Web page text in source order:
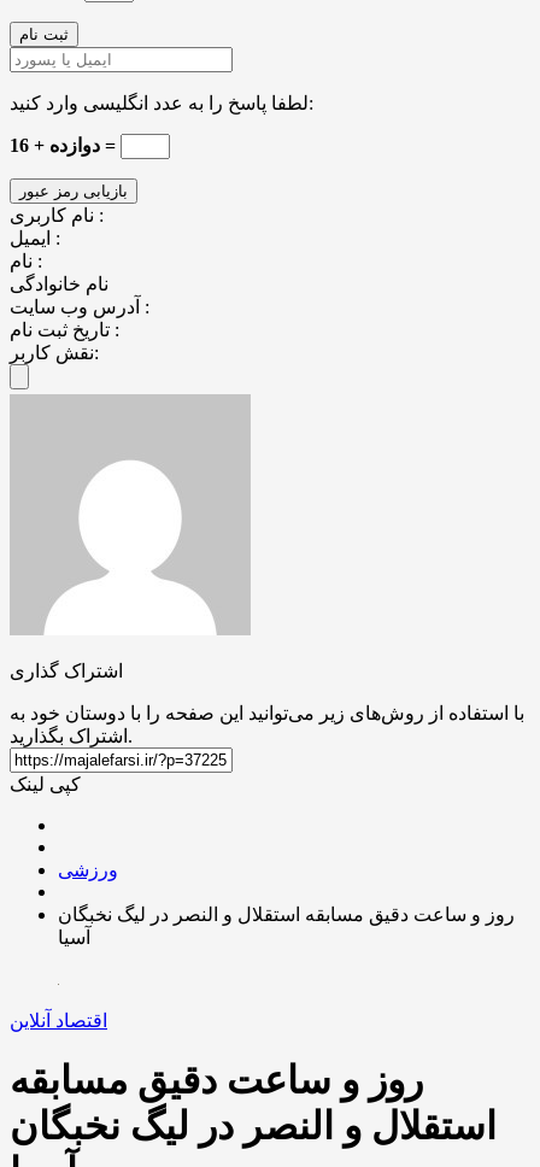
لطفا پاسخ را به عدد انگلیسی وارد کنید:
16 + دوازده =
نام کاربری :
ایمیل :
نام :
نام خانوادگی
آدرس وب سایت :
تاریخ ثبت نام :
نقش کاربر:
اشتراک گذاری
با استفاده از روش‌های زیر می‌توانید این صفحه را با دوستان خود به
اشتراک بگذارید.
کپی لینک
ورزشی
روز و ساعت دقیق مسابقه استقلال و النصر در لیگ نخبگان
آسیا
اقتصاد آنلاین
روز و ساعت دقیق مسابقه
استقلال و النصر در لیگ نخبگان